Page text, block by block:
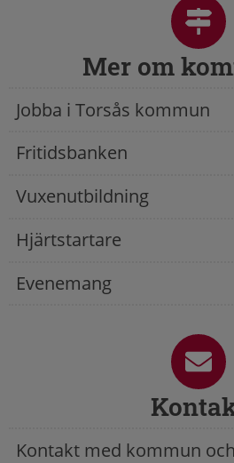
Mer om
Jobba i Torsås kommun
Fritidsbanken
Vuxenutbildning
Hjärtstartare
Evenemang
Kontakt med kommun